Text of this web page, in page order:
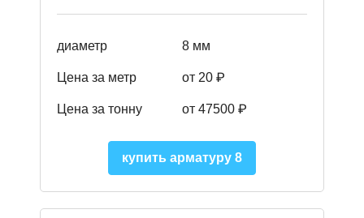
диаметр 8 мм
Цена за метр от 20 ₽
Цена за тонну от 47500 ₽
купить арматуру 8